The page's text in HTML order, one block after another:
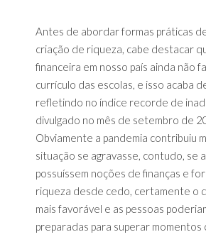
Antes de abordar formas práticas
criação de riqueza, cabe destacar
financeira em nosso país ainda não
currículo das escolas, e isso acaba
refletindo no índice recorde de
divulgado no mês de setembro de
Obviamente a pandemia contribuiu
situação se agravasse, contudo, se
possuíssem noções de finanças e
riqueza desde cedo, certamente o
mais favorável e as pessoas
preparadas para superar momentos